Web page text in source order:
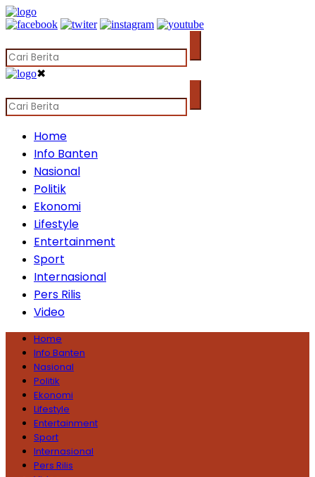
✖
Home
Info Banten
Nasional
Politik
Ekonomi
Lifestyle
Entertainment
Sport
Internasional
Pers Rilis
Video
Home
Info Banten
Nasional
Politik
Ekonomi
Lifestyle
Entertainment
Sport
Internasional
Pers Rilis